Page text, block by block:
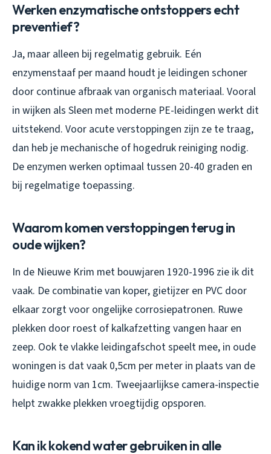
Werken enzymatische ontstoppers echt
preventief?
Ja, maar alleen bij regelmatig gebruik. Eén
enzymenstaaf per maand houdt je leidingen schoner
door continue afbraak van organisch materiaal. Vooral
in wijken als Sleen met moderne PE-leidingen werkt dit
uitstekend. Voor acute verstoppingen zijn ze te traag,
dan heb je mechanische of hogedruk reiniging nodig.
De enzymen werken optimaal tussen 20-40 graden en
bij regelmatige toepassing.
Waarom komen verstoppingen terug in
oude wijken?
In de Nieuwe Krim met bouwjaren 1920-1996 zie ik dit
vaak. De combinatie van koper, gietijzer en PVC door
elkaar zorgt voor ongelijke corrosiepatronen. Ruwe
plekken door roest of kalkafzetting vangen haar en
zeep. Ook te vlakke leidingafschot speelt mee, in oude
woningen is dat vaak 0,5cm per meter in plaats van de
huidige norm van 1cm. Tweejaarlijkse camera-inspectie
helpt zwakke plekken vroegtijdig opsporen.
Kan ik kokend water gebruiken in alle